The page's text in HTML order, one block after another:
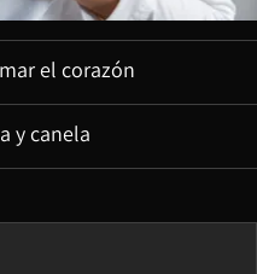
el corazón
y canela